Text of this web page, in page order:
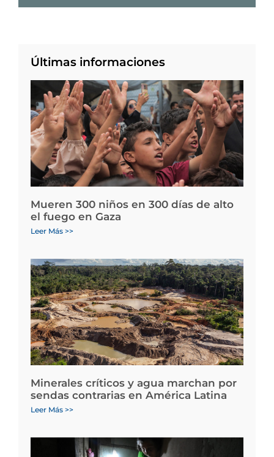
Últimas informaciones
Mueren 300 niños en 300 días de alto
el fuego en Gaza
Leer Más >>
Minerales críticos y agua marchan por
sendas contrarias en América Latina
Leer Más >>